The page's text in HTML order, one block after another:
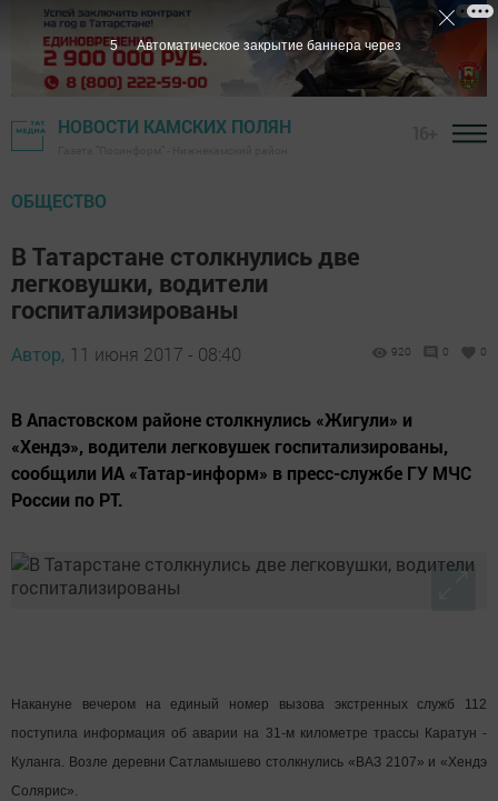
НОВОСТИ КАМСКИХ ПОЛЯН
ОБЩЕСТВО
В Татарстане столкнулись две
легковушки, водители
госпитализированы
Автор, 11 июня 2017 - 08:40 920 0 0
В Апастовском районе столкнулись «Жигули» и
«Хендэ», водители легковушек госпитализированы,
сообщили ИА «Татар-информ» в пресс-службе ГУ МЧС
России по РТ.
Накануне вечером на единый номер вызова экстренных служб 112
поступила информация об аварии на 31-м километре трассы Каратун -
Куланга. Возле деревни Сатламышево столкнулись «ВАЗ 2107» и «Хендэ
Солярис».
4 Автоматическое закрытие баннера через